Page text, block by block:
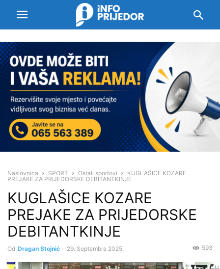
Naslovnica SPORT Ostali sportovi
KUGLAŠICE KOZARE
PREJAKE ZA PRIJEDORSKE DEBITANTKINJE
KUGLAŠICE KOZARE
PREJAKE ZA PRIJEDORSKE
DEBITANTKINJE
Od Dragan Stojnić - 29. Septembra 2025. 593